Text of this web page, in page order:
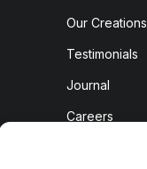
Our Creations
Testimonials
Journal
Careers